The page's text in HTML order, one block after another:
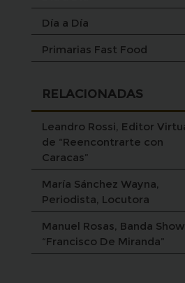
Día a Día
Primarias Fast Food
RELACIONADAS
Leandro Rossi, Editor
de “Reencontrarte con
Caracas”
María Sánchez Wayna,
Periodista, Locutora
Manuel Rosas, Banda Show
“Francisco De Miranda”